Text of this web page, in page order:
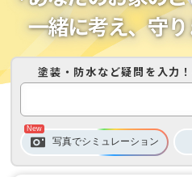
塗装・防水など疑問を入力！
写真でシミュレーション